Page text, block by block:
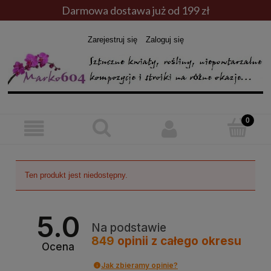
Darmowa dostawa już od 199 zł
Zarejestruj się Zaloguj się
Ten produkt jest niedostępny.
5.0
Ocena
Na podstawie
849 opinii z całego okresu
Jak zbieramy opinie?